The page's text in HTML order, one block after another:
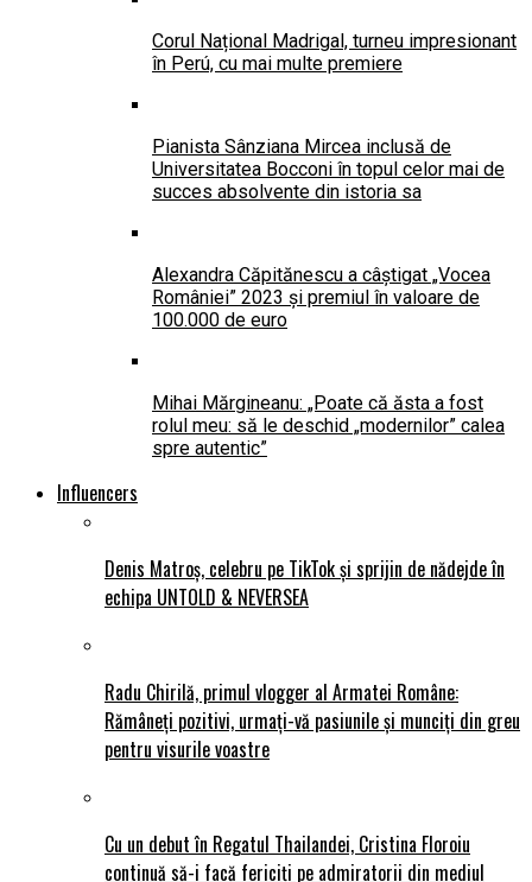
Corul Național Madrigal, turneu impresionant
în Perú, cu mai multe premiere
Pianista Sânziana Mircea inclusă de
Universitatea Bocconi în topul celor mai de
succes absolvente din istoria sa
Alexandra Căpitănescu a câștigat „Vocea
României” 2023 și premiul în valoare de
100.000 de euro
Mihai Mărgineanu: „Poate că ăsta a fost
rolul meu: să le deschid „modernilor” calea
spre autentic”
Influencers
Denis Matroș, celebru pe TikTok și sprijin de nădejde în
echipa UNTOLD & NEVERSEA
Radu Chirilă, primul vlogger al Armatei Române:
Rămâneți pozitivi, urmați-vă pasiunile și munciți din greu
pentru visurile voastre
Cu un debut în Regatul Thailandei, Cristina Floroiu
continuă să-i facă fericiți pe admiratorii din mediul